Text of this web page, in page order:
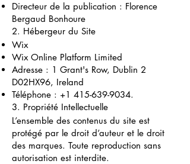
Directeur de la publication : Florence
Bergaud Bonhoure
2. Hébergeur du Site
Wix
Wix Online Platform Limited
Adresse : 1 Grant's Row, Dublin 2
D02HX96, Ireland
Téléphone : +1 415-639-9034.
3. Propriété Intellectuelle
L’ensemble des contenus du site est
protégé par le droit d’auteur et le droit
des marques. Toute reproduction sans
autorisation est interdite.